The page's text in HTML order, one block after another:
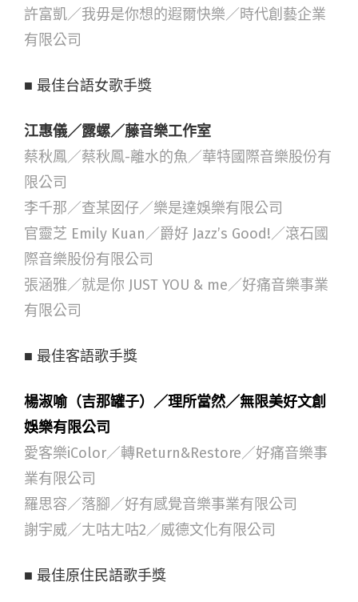
許富凱／我毋是你想的遐爾快樂／時代創藝企業
有限公司
■ 最佳台語女歌手獎
江惠儀／露螺／藤音樂工作室
蔡秋鳳／蔡秋鳳-離水的魚／華特國際音樂股份有
限公司
李千那／查某囡仔／樂是達娛樂有限公司
官靈芝 Emily Kuan／爵好 Jazz’s Good!／滾石國
際音樂股份有限公司
張涵雅／就是你 JUST YOU & me／好痛音樂事業
有限公司
■ 最佳客語歌手獎
楊淑喻（吉那罐子）／理所當然／無限美好文創
娛樂有限公司
愛客樂iColor／轉Return&Restore／好痛音樂事
業有限公司
羅思容／落腳／好有感覺音樂事業有限公司
謝宇威／ㄤ咕ㄤ咕2／威德文化有限公司
■ 最佳原住民語歌手獎